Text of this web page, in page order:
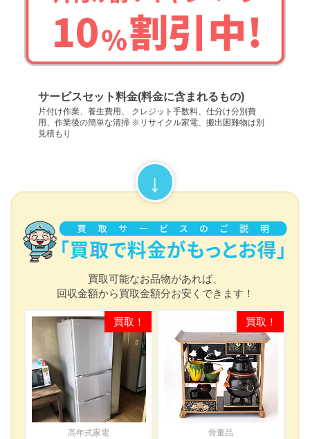
サービスセット料金(料金に含まれるもの)
片付け作業、養生費用、 クレジット手数料、仕分け分別費
用、作業後の簡単な清掃 ※リサイクル家電、搬出困難物は別
見積もり
買取可能なお品物があれば、
回収金額から買取金額分お安くできます！
高年式家電 骨董品